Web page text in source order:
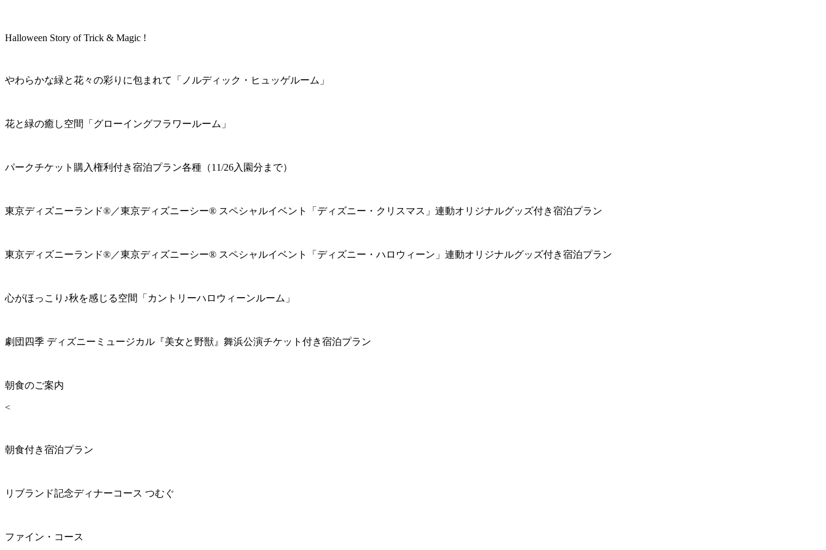
Halloween Story of Trick & Magic !
やわらかな緑と花々の彩りに包まれて「ノルディック・ヒュッゲルーム」
花と緑の癒し空間「グローイングフラワールーム」
パークチケット購入権利付き宿泊プラン各種（11/26入園分まで）
東京ディズニーランド®／東京ディズニーシー® スペシャルイベント「ディズニー・クリスマス」連動オリジナルグッズ付き宿泊プラン
東京ディズニーランド®／東京ディズニーシー® スペシャルイベント「ディズニー・ハロウィーン」連動オリジナルグッズ付き宿泊プラン
心がほっこり♪秋を感じる空間「カントリーハロウィーンルーム」
劇団四季 ディズニーミュージカル『美女と野獣』舞浜公演チケット付き宿泊プラン
朝食のご案内
<
朝食付き宿泊プラン
リブランド記念ディナーコース つむぐ
ファイン・コース